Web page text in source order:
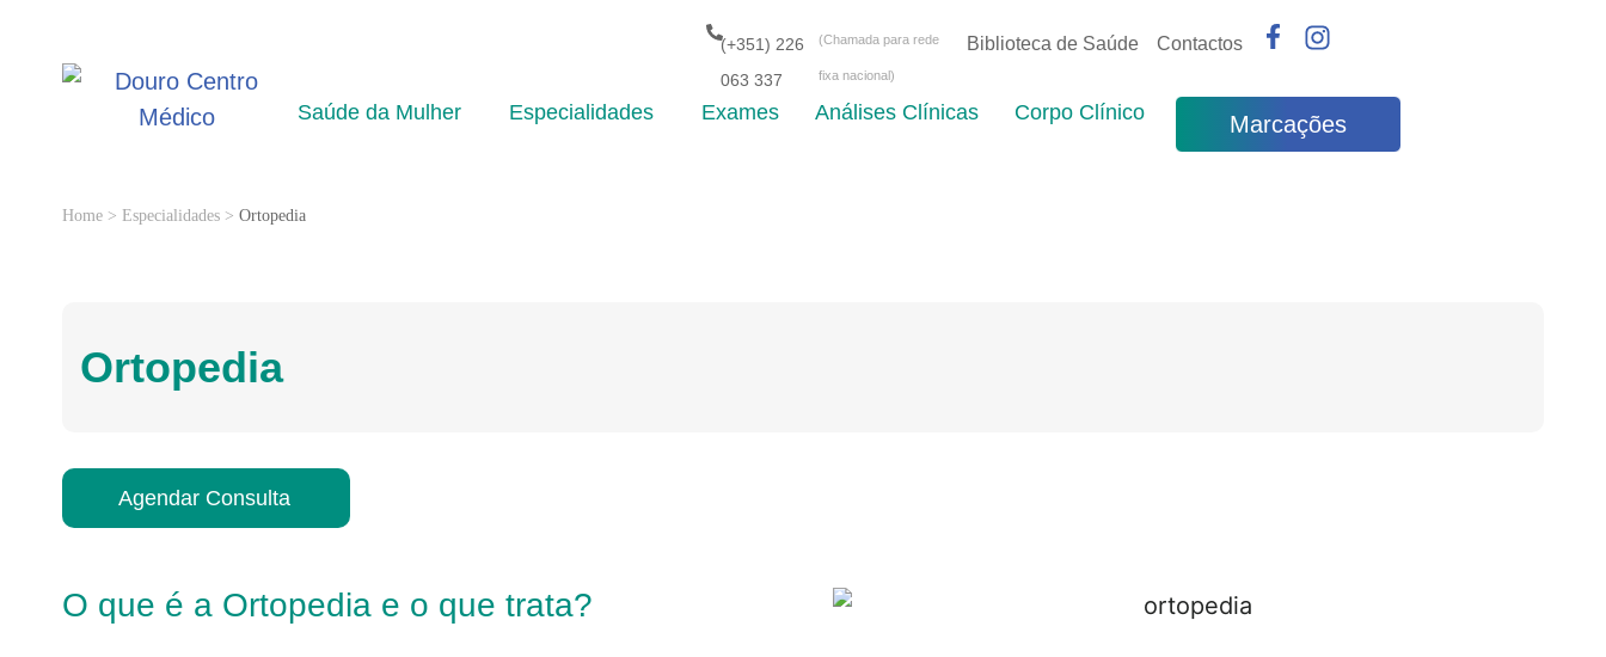
(+351) 226
063 337
(Chamada para rede
fixa nacional)
Biblioteca de Saúde Contactos
Saúde da Mulher Especialidades Exames Análises Clínicas Corpo Clínico Marcações
Home > Especialidades > Ortopedia
Ortopedia
Agendar Consulta
O que é a Ortopedia e o que trata?